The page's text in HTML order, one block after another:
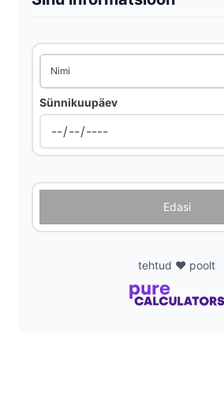
d
o
Nimi
Sünnikuupäev
Edasi
tehtud ❤️ poolt